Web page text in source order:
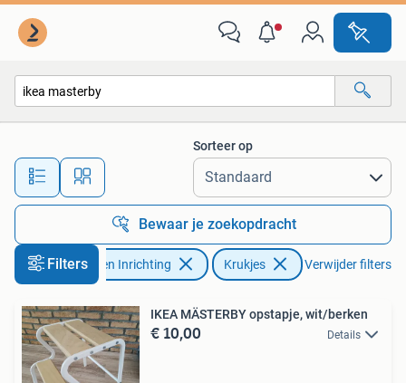
Alle afstanden…
Sorteer op
Bewaar je zoekopdracht
FiltersHuis en Inrichting Krukjes Verwijder filters
IKEA MÄSTERBY opstapje, wit/berken
€ 10,00 Details